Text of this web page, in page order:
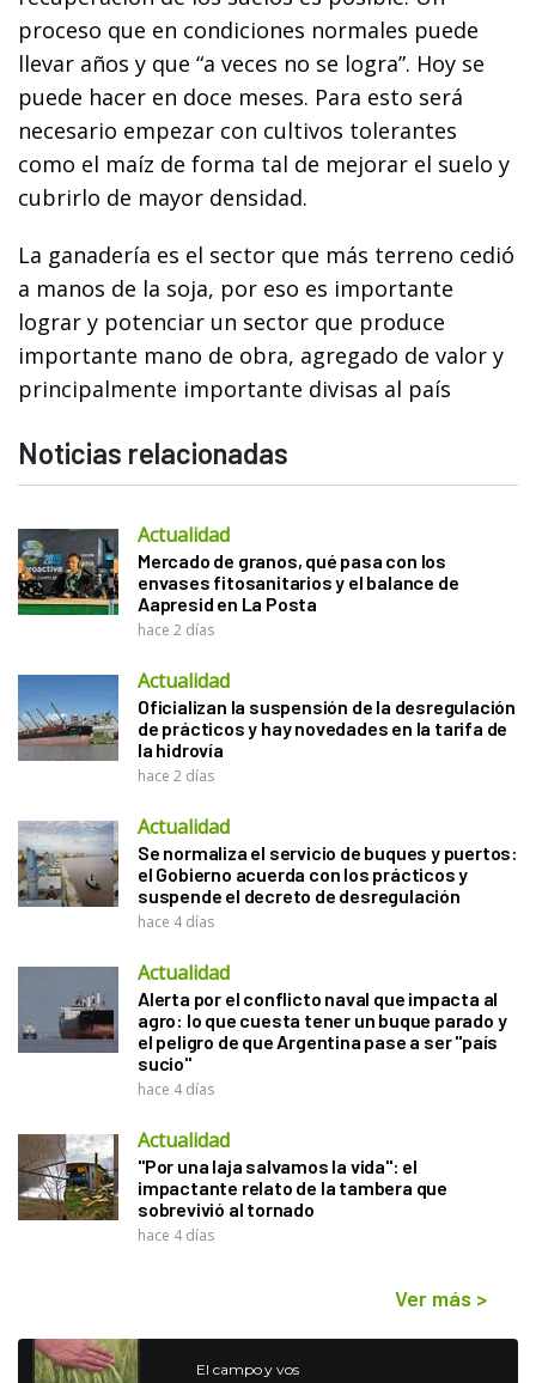
proceso que en condiciones normales puede
llevar años y que “a veces no se logra”. Hoy se
puede hacer en doce meses. Para esto será
necesario empezar con cultivos tolerantes
como el maíz de forma tal de mejorar el suelo y
cubrirlo de mayor densidad.
La ganadería es el sector que más terreno cedió
a manos de la soja, por eso es importante
lograr y potenciar un sector que produce
importante mano de obra, agregado de valor y
principalmente importante divisas al país
Noticias relacionadas
Actualidad
Mercado de granos, qué pasa con los
envases fitosanitarios y el balance de
Aapresid en La Posta
hace 2 días
Actualidad
Oficializan la suspensión de la desregulación
de prácticos y hay novedades en la tarifa de
la hidrovía
hace 2 días
Actualidad
Se normaliza el servicio de buques y puertos:
el Gobierno acuerda con los prácticos y
suspende el decreto de desregulación
hace 4 días
Actualidad
Alerta por el conflicto naval que impacta al
agro: lo que cuesta tener un buque parado y
el peligro de que Argentina pase a ser "país
sucio"
hace 4 días
Actualidad
"Por una laja salvamos la vida": el
impactante relato de la tambera que
sobrevivió al tornado
hace 4 días
Ver más >
El campo y vos